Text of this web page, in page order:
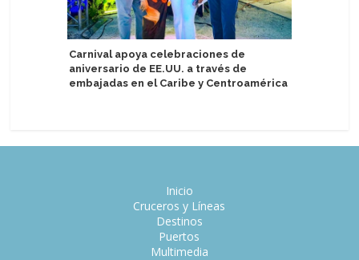
Carnival apoya celebraciones de
aniversario de EE.UU. a través de
embajadas en el Caribe y Centroamérica
Inicio
Cruceros y Líneas
Destinos
Puertos
Multimedia